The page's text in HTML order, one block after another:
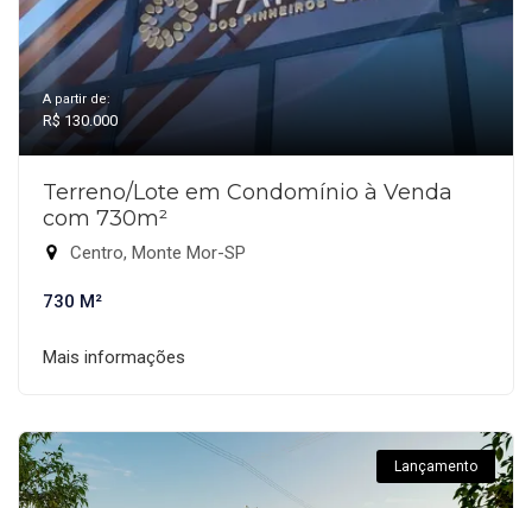
A partir de:
R$ 130.000
Terreno/Lote em Condomínio à Venda
com 730m²
Centro, Monte Mor-SP
730 M²
Mais informações
Lançamento